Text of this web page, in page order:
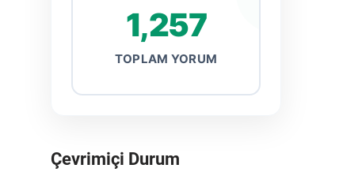
1,257
TOPLAM YORUM
Çevrimiçi Durum